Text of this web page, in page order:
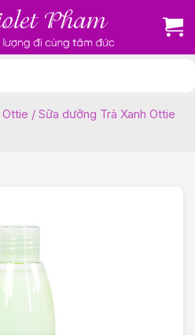
Ottie / Sữa dưỡng Trà Xanh Ottie